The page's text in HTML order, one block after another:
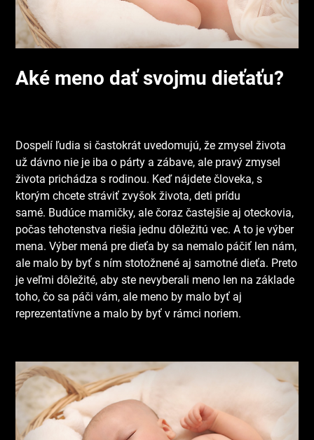
Aké meno dať svojmu dieťaťu?
Dospelí ľudia si častokrát uvedomujú, že zmysel života
už dávno nie je iba o párty a zábave, ale pravý zmysel
života prichádza s rodinou. Keď nájdete človeka, s
ktorým chcete stráviť zvyšok života, deti prídu
samé. Budúce mamičky, ale čoraz častejšie aj oteckovia,
počas tehotenstva riešia jednu dôležitú vec. A to je výber
mena. Výber mená pre dieťa by sa nemalo páčiť len nám,
ale malo by byť s ním stotožnené aj samotné dieťa. Preto
je veľmi dôležité, aby ste nevyberali meno len na základe
toho, čo sa páči vám, ale meno by malo byť aj
reprezentatívne a malo by byť v rámci noriem.